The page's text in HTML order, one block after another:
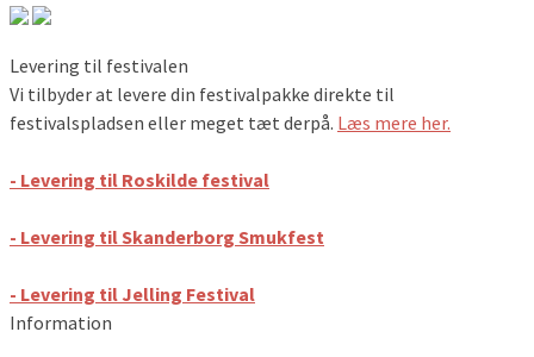
Levering til festivalen
Vi tilbyder at levere din festivalpakke direkte til
festivalspladsen eller meget tæt derpå. Læs mere her.
- Levering til Roskilde festival
- Levering til Skanderborg Smukfest
- Levering til Jelling Festival
Information